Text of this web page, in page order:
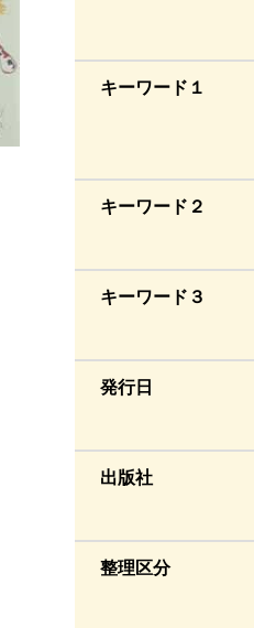
キーワード１
キーワード２
キーワード３
発行日
出版社
整理区分